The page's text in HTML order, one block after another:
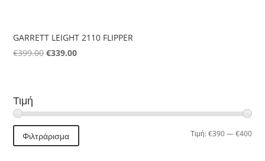
GARRETT LEIGHT 2110 FLIPPER
€399.00Original
€339.00Η
Τιμή
Φιλτράρισμα Τιμή:€390—€400